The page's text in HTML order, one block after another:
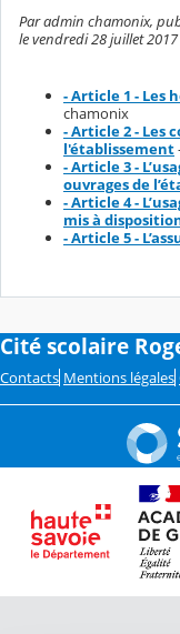
Par admin chamonix,
le vendredi 28 juillet
- Article 1 - Les
chamonix
- Article 2 - Les
l'établissement
- Article 3 -
ouvrages de
- Article 4 -
mis à
- Article 5 -
Cité scolaire
Contacts Mentions légales